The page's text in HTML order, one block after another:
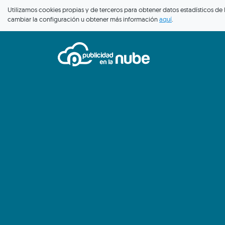
Utilizamos cookies propias y de terceros para obtener datos estadísticos
cambiar la configuración u obtener más informaciónaquí